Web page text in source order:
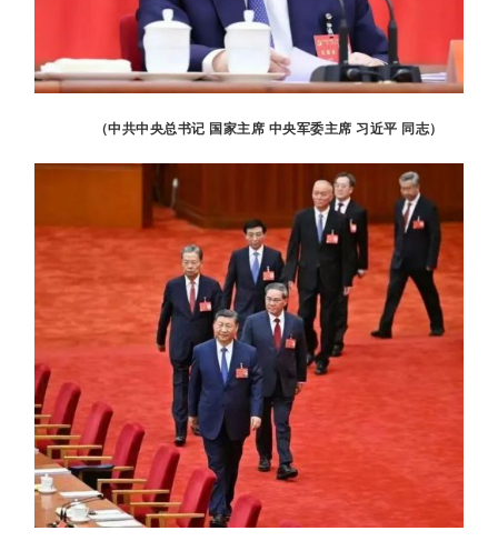
（中共中央总书记 国家主席 中央军委主席 习近平 同志）